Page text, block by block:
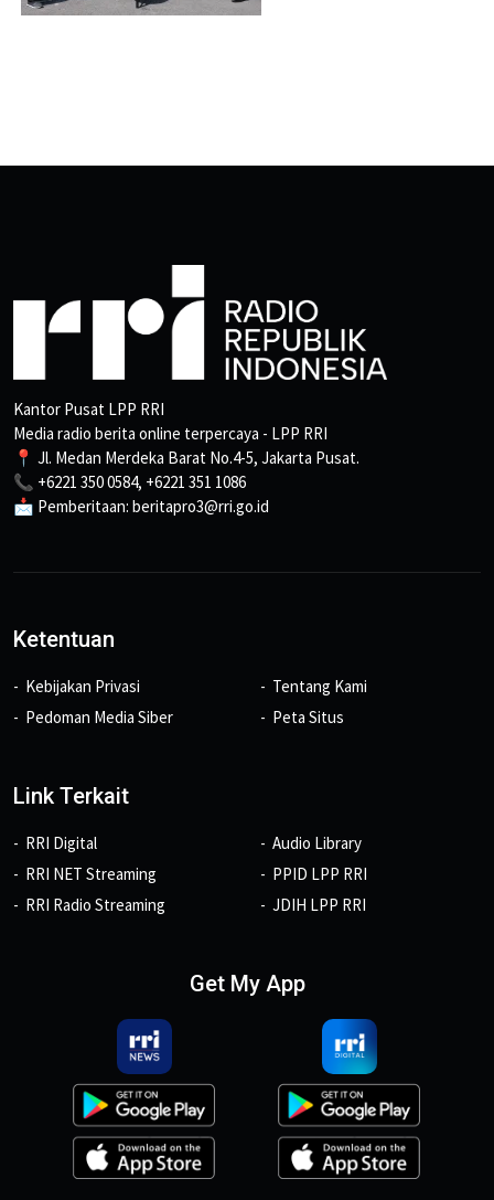
Kantor Pusat LPP RRI
Media radio berita online terpercaya - LPP RRI
📍 Jl. Medan Merdeka Barat No.4-5, Jakarta Pusat.
📞 +6221 350 0584, +6221 351 1086
📩 Pemberitaan: beritapro3@rri.go.id
Ketentuan
Kebijakan Privasi
Pedoman Media Siber
Tentang Kami
Peta Situs
Link Terkait
RRI Digital
RRI NET Streaming
RRI Radio Streaming
Audio Library
PPID LPP RRI
JDIH LPP RRI
Get My App